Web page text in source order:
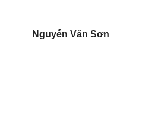
Nguyễn Văn Sơn